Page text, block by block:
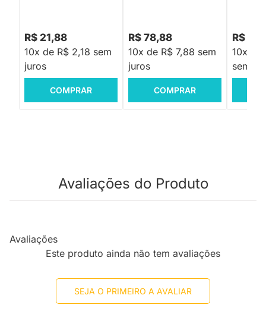
R$ 21,88
10x de R$ 2,18 sem
juros
COMPRAR
R$ 78,88
10x de R$ 7,88 sem
juros
COMPRAR
R$
10x de
sem
Avaliações do Produto
Avaliações
Este produto ainda não tem avaliações
SEJA O PRIMEIRO A AVALIAR